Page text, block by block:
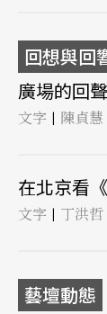
回想與回
廣場的回
文字 | 陳貞
在北京看
文字 | 丁洪哲
藝壇動態